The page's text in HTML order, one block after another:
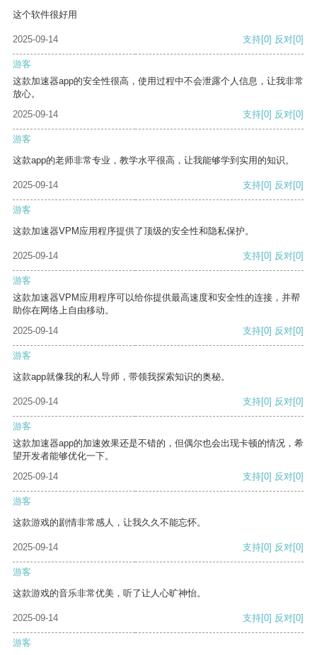
这个软件很好用
2025-09-14 支持[0] 反对[0]
游客
这款加速器app的安全性很高，使用过程中不会泄露个人信息，让我非常
放心。
2025-09-14
支持[0] 反对[0]
游客
这款app的老师非常专业，教学水平很高，让我能够学到实用的知识。
2025-09-14 支持[0] 反对[0]
游客
这款加速器VPM应用程序提供了顶级的安全性和隐私保护。
2025-09-14 支持[0] 反对[0]
游客
这款加速器VPM应用程序可以给你提供最高速度和安全性的连接，并帮
助你在网络上自由移动。
2025-09-14
支持[0] 反对[0]
游客
这款app就像我的私人导师，带领我探索知识的奥秘。
2025-09-14 支持[0] 反对[0]
游客
这款加速器app的加速效果还是不错的，但偶尔也会出现卡顿的情况，希
望开发者能够优化一下。
2025-09-14
支持[0] 反对[0]
游客
这款游戏的剧情非常感人，让我久久不能忘怀。
2025-09-14 支持[0] 反对[0]
游客
这款游戏的音乐非常优美，听了让人心旷神怡。
2025-09-14 支持[0] 反对[0]
游客